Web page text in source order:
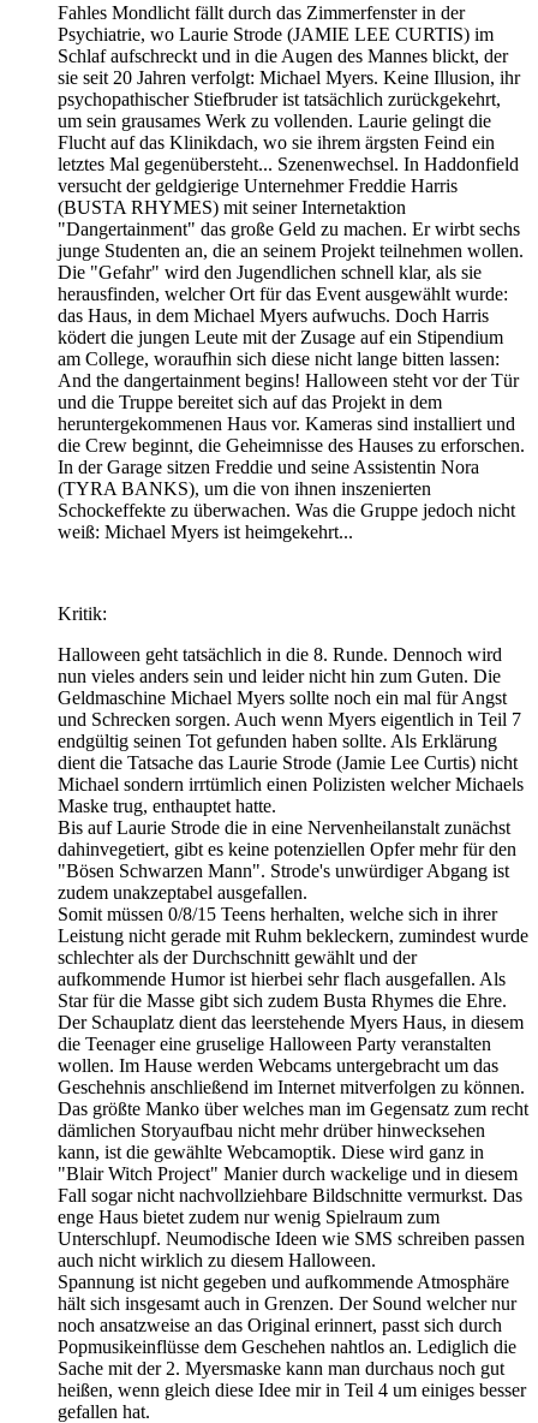
Fahles Mondlicht fällt durch das Zimmerfenster in der
Psychiatrie, wo Laurie Strode (JAMIE LEE CURTIS) im
Schlaf aufschreckt und in die Augen des Mannes blickt, der
sie seit 20 Jahren verfolgt: Michael Myers. Keine Illusion, ihr
psychopathischer Stiefbruder ist tatsächlich zurückgekehrt,
um sein grausames Werk zu vollenden. Laurie gelingt die
Flucht auf das Klinikdach, wo sie ihrem ärgsten Feind ein
letztes Mal gegenübersteht... Szenenwechsel. In Haddonfield
versucht der geldgierige Unternehmer Freddie Harris
(BUSTA RHYMES) mit seiner Internetaktion
"Dangertainment" das große Geld zu machen. Er wirbt sechs
junge Studenten an, die an seinem Projekt teilnehmen wollen.
Die "Gefahr" wird den Jugendlichen schnell klar, als sie
herausfinden, welcher Ort für das Event ausgewählt wurde:
das Haus, in dem Michael Myers aufwuchs. Doch Harris
ködert die jungen Leute mit der Zusage auf ein Stipendium
am College, woraufhin sich diese nicht lange bitten lassen:
And the dangertainment begins! Halloween steht vor der Tür
und die Truppe bereitet sich auf das Projekt in dem
heruntergekommenen Haus vor. Kameras sind installiert und
die Crew beginnt, die Geheimnisse des Hauses zu erforschen.
In der Garage sitzen Freddie und seine Assistentin Nora
(TYRA BANKS), um die von ihnen inszenierten
Schockeffekte zu überwachen. Was die Gruppe jedoch nicht
weiß: Michael Myers ist heimgekehrt...
Kritik:
Halloween geht tatsächlich in die 8. Runde. Dennoch wird
nun vieles anders sein und leider nicht hin zum Guten. Die
Geldmaschine Michael Myers sollte noch ein mal für Angst
und Schrecken sorgen. Auch wenn Myers eigentlich in Teil 7
endgültig seinen Tot gefunden haben sollte. Als Erklärung
dient die Tatsache das Laurie Strode (Jamie Lee Curtis) nicht
Michael sondern irrtümlich einen Polizisten welcher Michaels
Maske trug, enthauptet hatte.
Bis auf Laurie Strode die in eine Nervenheilanstalt zunächst
dahinvegetiert, gibt es keine potenziellen Opfer mehr für den
"Bösen Schwarzen Mann". Strode's unwürdiger Abgang ist
zudem unakzeptabel ausgefallen.
Somit müssen 0/8/15 Teens herhalten, welche sich in ihrer
Leistung nicht gerade mit Ruhm bekleckern, zumindest wurde
schlechter als der Durchschnitt gewählt und der
aufkommende Humor ist hierbei sehr flach ausgefallen. Als
Star für die Masse gibt sich zudem Busta Rhymes die Ehre.
Der Schauplatz dient das leerstehende Myers Haus, in diesem
die Teenager eine gruselige Halloween Party veranstalten
wollen. Im Hause werden Webcams untergebracht um das
Geschehnis anschließend im Internet mitverfolgen zu können.
Das größte Manko über welches man im Gegensatz zum recht
dämlichen Storyaufbau nicht mehr drüber hinwecksehen
kann, ist die gewählte Webcamoptik. Diese wird ganz in
"Blair Witch Project" Manier durch wackelige und in diesem
Fall sogar nicht nachvollziehbare Bildschnitte vermurkst. Das
enge Haus bietet zudem nur wenig Spielraum zum
Unterschlupf. Neumodische Ideen wie SMS schreiben passen
auch nicht wirklich zu diesem Halloween.
Spannung ist nicht gegeben und aufkommende Atmosphäre
hält sich insgesamt auch in Grenzen. Der Sound welcher nur
noch ansatzweise an das Original erinnert, passt sich durch
Popmusikeinflüsse dem Geschehen nahtlos an. Lediglich die
Sache mit der 2. Myersmaske kann man durchaus noch gut
heißen, wenn gleich diese Idee mir in Teil 4 um einiges besser
gefallen hat.